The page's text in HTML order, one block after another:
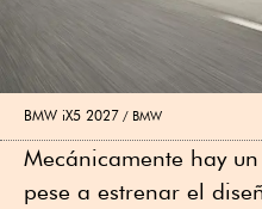
BMW iX5 2027 BMW
Mecánicamente hay
pese a estrenar el